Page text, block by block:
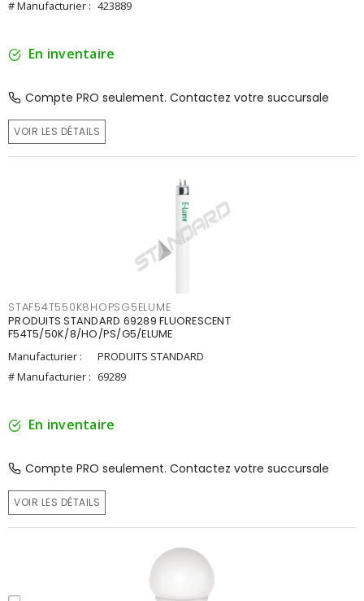
# Manufacturier : 423889
En inventaire
Compte PRO seulement. Contactez votre succursale
VOIR LES DÉTAILS
STAF54T550K8HOPSG5ELUME
PRODUITS STANDARD 69289 FLUORESCENT
F54T5/50K/8/HO/PS/G5/ELUME
Manufacturier :
PRODUITS STANDARD
# Manufacturier : 69289
En inventaire
Compte PRO seulement. Contactez votre succursale
VOIR LES DÉTAILS